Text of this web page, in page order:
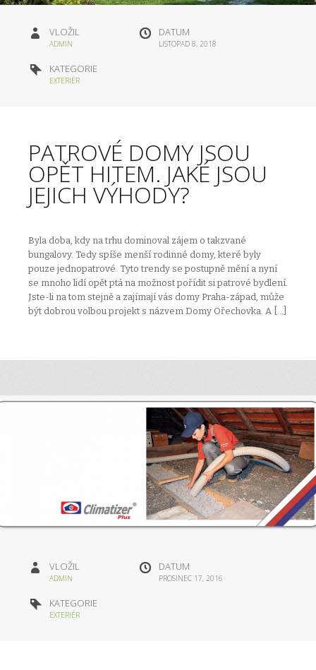
VLOŽIL
ADMIN
DATUM
LISTOPAD 8, 2018
KATEGORIE
EXTERIÉR
PATROVÉ DOMY JSOU
OPĚT HITEM. JAKÉ JSOU
JEJICH VÝHODY?
Byla doba, kdy na trhu dominoval zájem o takzvané
bungalovy. Tedy spíše menší rodinné domy, které byly
pouze jednopatrové. Tyto trendy se postupně mění a nyní
se mnoho lidí opět ptá na možnost pořídit si patrové bydlení.
Jste-li na tom stejně a zajímají vás domy Praha-západ, může
být dobrou volbou projekt s názvem Domy Ořechovka. A […]
VLOŽIL
ADMIN
DATUM
PROSINEC 17, 2016
KATEGORIE
EXTERIÉR